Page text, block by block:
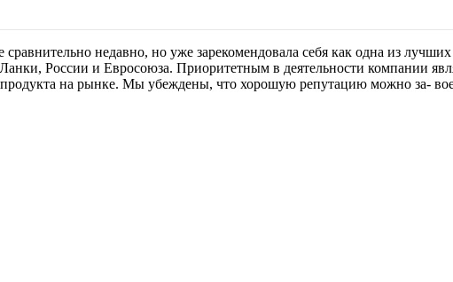
недавно, но уже зарекомендовала себя как одна из
России и Евросоюза. Приоритетным в деятельности компании
на рынке. Мы убеждены, что хорошую репутацию можно за-